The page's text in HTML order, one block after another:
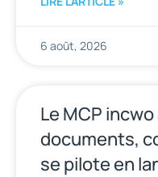
6 août, 2026
Le MCP
documents,
se pilote en